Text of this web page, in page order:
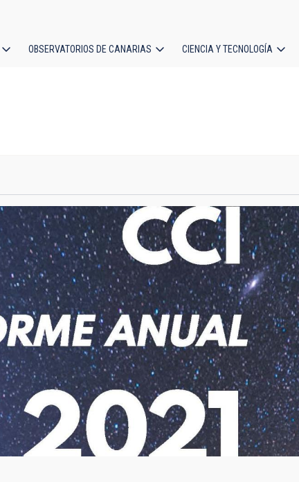
OBSERVATORIOS DE CANARIAS CIENCIA Y TECNOLOGÍA